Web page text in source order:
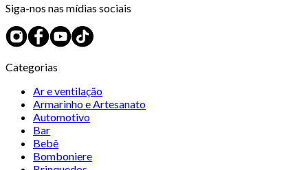
Siga-nos nas mídias sociais
Categorias
Ar e ventilação
Armarinho e Artesanato
Automotivo
Bar
Bebê
Bomboniere